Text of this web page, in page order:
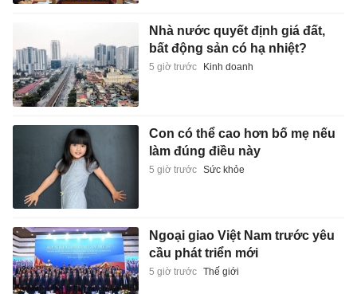
Nhà nước quyết định giá đất,
bất động sản có hạ nhiệt?
5 giờ trước Kinh doanh
Con có thể cao hơn bố mẹ nếu
làm đúng điều này
5 giờ trước Sức khỏe
Ngoại giao Việt Nam trước yêu
cầu phát triển mới
5 giờ trước Thế giới